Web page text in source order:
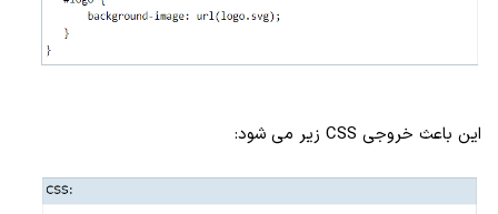
این باعث خروجی CSS زیر می شود: